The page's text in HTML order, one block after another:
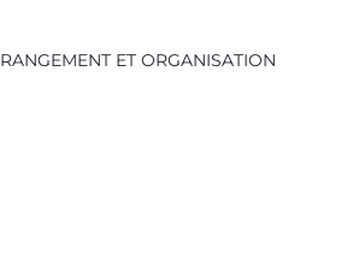
RANGEMENT ET ORGANISATION